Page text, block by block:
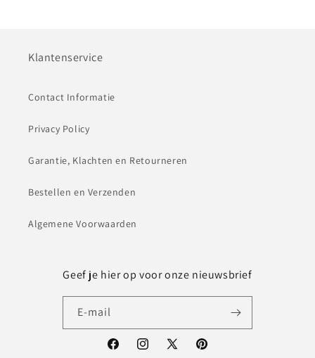
Klantenservice
Contact Informatie
Privacy Policy
Garantie, Klachten en Retourneren
Bestellen en Verzenden
Algemene Voorwaarden
Geef je hier op voor onze nieuwsbrief
E‑mail
FacebookInstagram
X Pinterest